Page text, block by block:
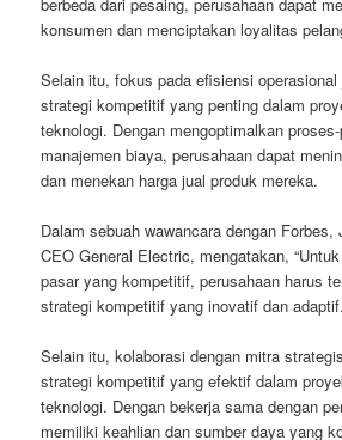
konsumen dan menciptakan loyalitas
Selain itu, fokus pada efisiensi operasional
strategi kompetitif yang penting dalam
teknologi. Dengan mengoptimalkan
manajemen biaya, perusahaan dapat
dan menekan harga jual produk mereka.
Dalam sebuah wawancara dengan
CEO General Electric, mengatakan,
pasar yang kompetitif, perusahaan harus
strategi kompetitif yang inovatif dan
Selain itu, kolaborasi dengan mitra
strategi kompetitif yang efektif dalam
teknologi. Dengan bekerja sama dengan
memiliki keahlian dan sumber daya yang